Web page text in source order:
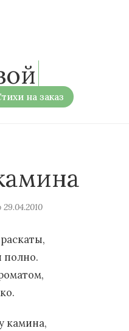
на заказ
29.04.2010
полно.
камина,